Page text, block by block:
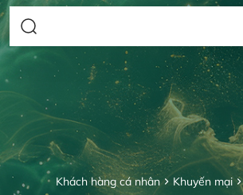
Khách hàng cá nhân Khuyến mại